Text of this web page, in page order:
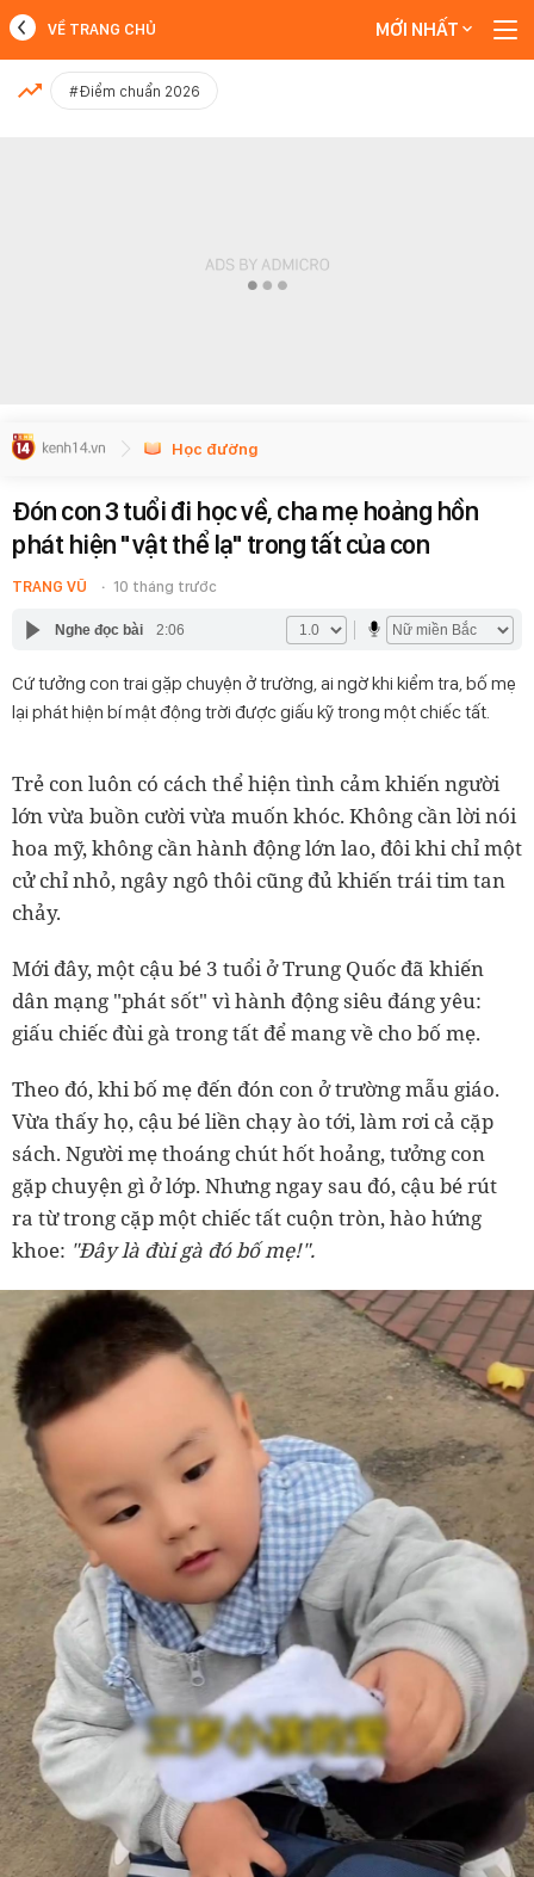
MỚI NHẤT
VỀ TRANG CHỦ MỚI NHẤT
#Điểm chuẩn 2026
Học đường
Đón con 3 tuổi đi học về, cha mẹ hoảng hồn
phát hiện "vật thể lạ" trong tất của con
TRANG VŨ 10 tháng trước
Nghe đọc bài 2:06
Cứ tưởng con trai gặp chuyện ở trường, ai ngờ khi kiểm tra, bố mẹ
lại phát hiện bí mật động trời được giấu kỹ trong một chiếc tất.
Trẻ con luôn có cách thể hiện tình cảm khiến người
lớn vừa buồn cười vừa muốn khóc. Không cần lời nói
hoa mỹ, không cần hành động lớn lao, đôi khi chỉ một
cử chỉ nhỏ, ngây ngô thôi cũng đủ khiến trái tim tan
chảy.
Mới đây, một cậu bé 3 tuổi ở Trung Quốc đã khiến
dân mạng "phát sốt" vì hành động siêu đáng yêu:
giấu chiếc đùi gà trong tất để mang về cho bố mẹ.
Theo đó, khi bố mẹ đến đón con ở trường mẫu giáo.
Vừa thấy họ, cậu bé liền chạy ào tới, làm rơi cả cặp
sách. Người mẹ thoáng chút hốt hoảng, tưởng con
gặp chuyện gì ở lớp. Nhưng ngay sau đó, cậu bé rút
ra từ trong cặp một chiếc tất cuộn tròn, hào hứng
khoe: "Đây là đùi gà đó bố mẹ!".